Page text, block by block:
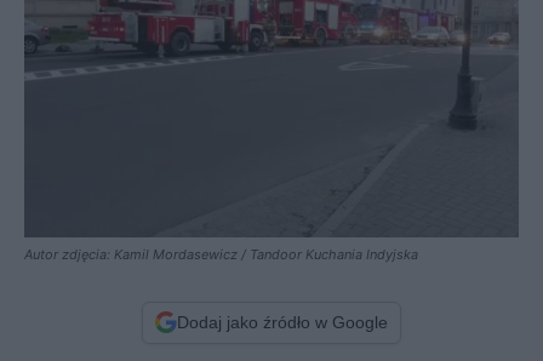
Autor zdjęcia: Kamil Mordasewicz / Tandoor Kuchania Indyjska
Dodaj jako źródło w Google